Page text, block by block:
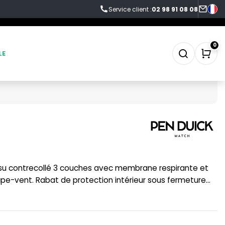
Service client :02 98 91 08 08
TABLIER
TEE-SHIRT
0
vent. Rabat de protection intérieur sous fermeture
zippées. Languette Pen Duick détachable sur